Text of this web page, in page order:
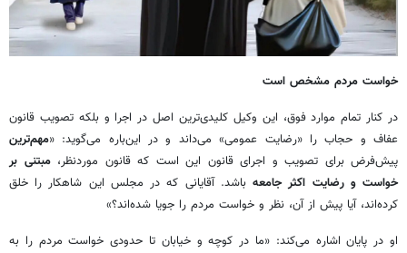
خواست مردم مشخص است
در کنار تمام موارد فوق، این وکیل کلیدی‌ترین اصل در اجرا و بلکه تصویب قانون
عفاف و حجاب را «رضایت عمومی» می‌داند و در این‌باره می‌گوید: «مهم‌ترین
پیش‌فرض برای تصویب و اجرای قانون این است که قانون موردنظر،مبتنی بر
خواست و رضایت اکثر جامعهباشد. آقایانی که در مجلس این شاهکار را خلق
کرده‌اند، آیا پیش از آن، نظر و خواست مردم را جویا شده‌اند؟»
او در پایان اشاره می‌کند: «ما در کوچه و خیابان تا حدودی خواست مردم را به